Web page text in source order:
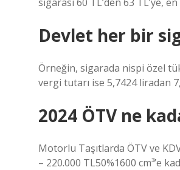
Devlet her bir
Örneğin, sigarada nispi özel
vergi tutarı ise 5,7424 liradan
2024 ÖTV ne
Motorlu Taşıtlarda ÖTV ve
– 220.000 TL50%1600 cm³’e